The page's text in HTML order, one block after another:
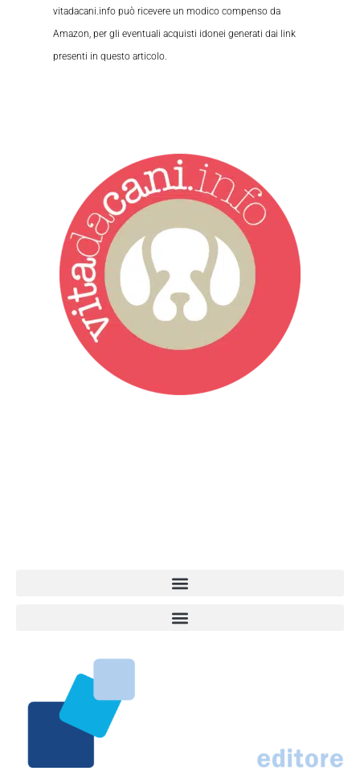
vitadacani.info può ricevere un modico compenso da
Amazon, per gli eventuali acquisti idonei generati dai link
presenti in questo articolo.